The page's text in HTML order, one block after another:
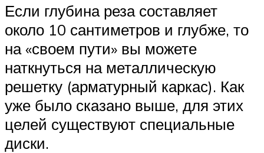
Если глубина реза составляет
около 10 сантиметров и глубже, то
на «своем пути» вы можете
наткнуться на металлическую
решетку (арматурный каркас). Как
уже было сказано выше, для этих
целей существуют специальные
диски.